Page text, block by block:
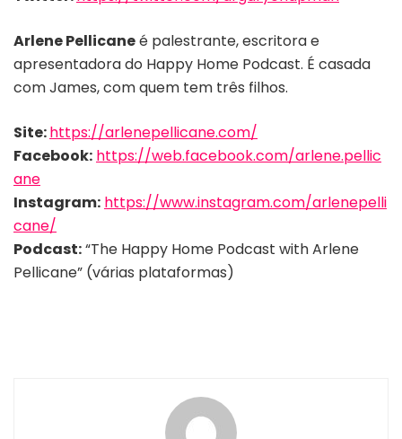
Arlene Pellicaneé palestrante, escritora e
apresentadora do Happy Home Podcast. É casada
com James, com quem tem três filhos.
Site:https://arlenepellicane.com/
Facebook: https://web.facebook.com/arlene.pellic
ane
Instagram: https://www.instagram.com/arlenepelli
cane/
Podcast:“The Happy Home Podcast with Arlene
Pellicane” (várias plataformas)